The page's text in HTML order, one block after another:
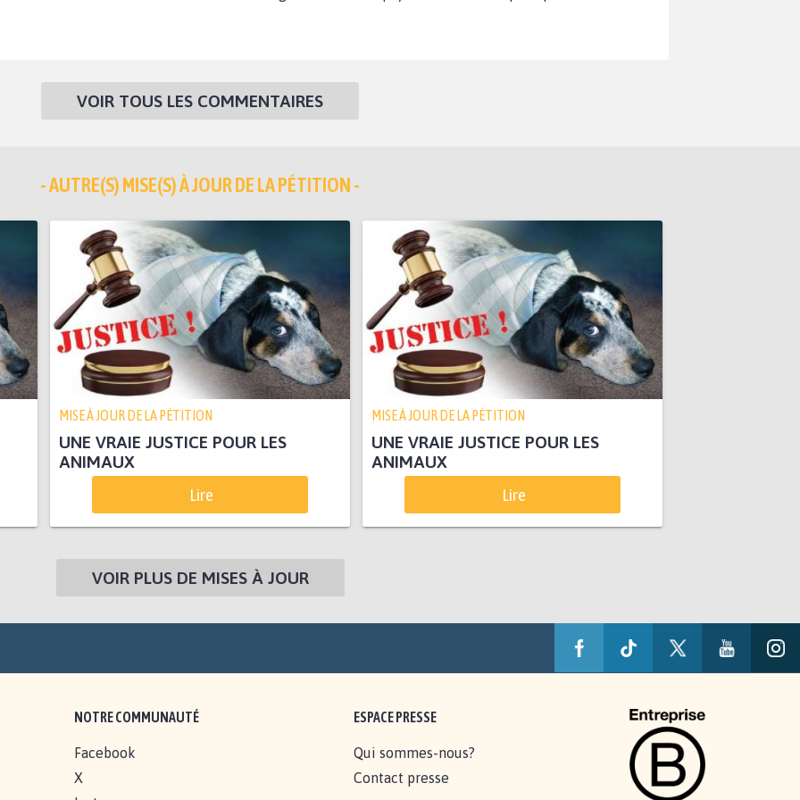
VOIR TOUS LES COMMENTAIRES
- AUTRE(S) MISE(S) À JOUR DE LA PÉTITION -
MISE À JOUR DE LA PÉTITION
UNE VRAIE JUSTICE POUR LES
ANIMAUX
Lire
MISE À JOUR DE LA PÉTITION
UNE VRAIE JUSTICE POUR LES
ANIMAUX
Lire
VOIR PLUS DE MISES À JOUR
NOTRE COMMUNAUTÉ
Facebook
X
ESPACE PRESSE
Qui sommes-nous?
Contact presse